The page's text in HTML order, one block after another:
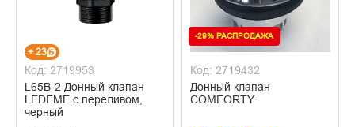
+ 23
Код: 2719953
L65B-2 Донный клапан
LEDEME с переливом,
черный
-29% РАСПРОДАЖА
Код: 2719432
Донный клапан
COMFORTY